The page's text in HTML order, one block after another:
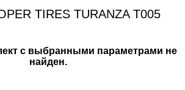
TIRES TURANZA T005
с выбранными параметрами не
найден.